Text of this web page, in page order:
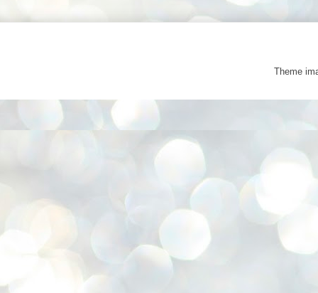
Theme